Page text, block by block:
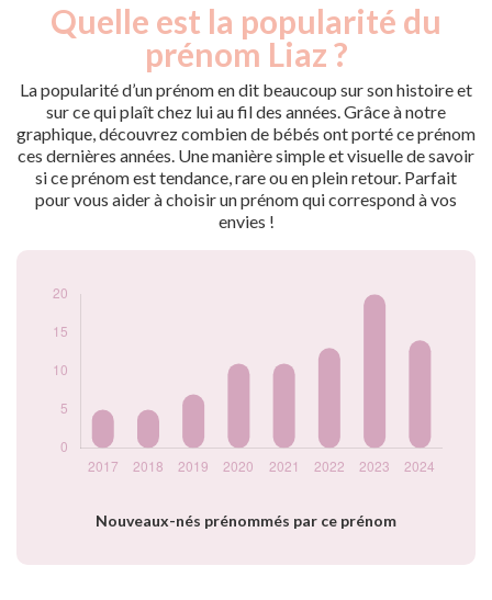
Quelle est la popularité du
prénom Liaz ?
La popularité d’un prénom en dit beaucoup sur son histoire et
sur ce qui plaît chez lui au fil des années. Grâce à notre
graphique, découvrez combien de bébés ont porté ce prénom
ces dernières années. Une manière simple et visuelle de savoir
si ce prénom est tendance, rare ou en plein retour. Parfait
pour vous aider à choisir un prénom qui correspond à vos
envies !
Nouveaux-nés prénommés par ce prénom
prénom Liaz par
Année
Nouveaux-
nés
2018
5
2019
7
2020
11
2021
11
2022
13
2023
20